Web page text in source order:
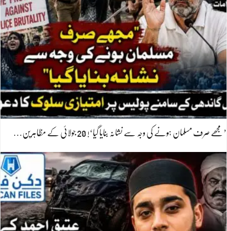
’مجھے صرف مسلمان ہونے کی وجہ سے نشانہ بنایا گیا‘! 20 جولائی کے مظاہرین…